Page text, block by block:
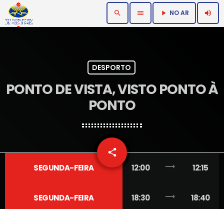
search menu play_arrow NO AR volume_up
DESPORTO
PONTO DE VISTA, VISTO PONTO À
PONTO
share
email
SEGUNDA-FEIRA
12:00 trending_flat 12:15
SEGUNDA-FEIRA 18:30 trending_flat 18:40